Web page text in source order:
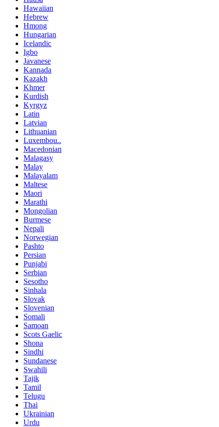
Hawaiian
Hebrew
Hmong
Hungarian
Icelandic
Igbo
Javanese
Kannada
Kazakh
Khmer
Kurdish
Kyrgyz
Latin
Latvian
Lithuanian
Luxembou..
Macedonian
Malagasy
Malay
Malayalam
Maltese
Maori
Marathi
Mongolian
Burmese
Nepali
Norwegian
Pashto
Persian
Punjabi
Serbian
Sesotho
Sinhala
Slovak
Slovenian
Somali
Samoan
Scots Gaelic
Shona
Sindhi
Sundanese
Swahili
Tajik
Tamil
Telugu
Thai
Ukrainian
Urdu